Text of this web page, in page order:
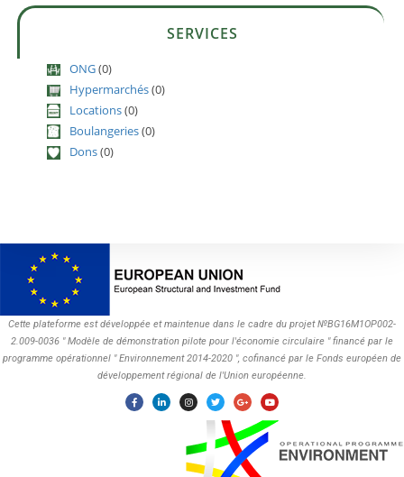
SERVICES
ONG(0)
Hypermarchés(0)
Locations(0)
Boulangeries(0)
Dons(0)
Cette plateforme est développée et maintenue dans le cadre du projet №BG16M1OP002-
2.009-0036 " Modèle de démonstration pilote pour l'économie circulaire " financé par le
programme opérationnel " Environnement 2014-2020 ", cofinancé par le Fonds européen de
développement régional de l'Union européenne.